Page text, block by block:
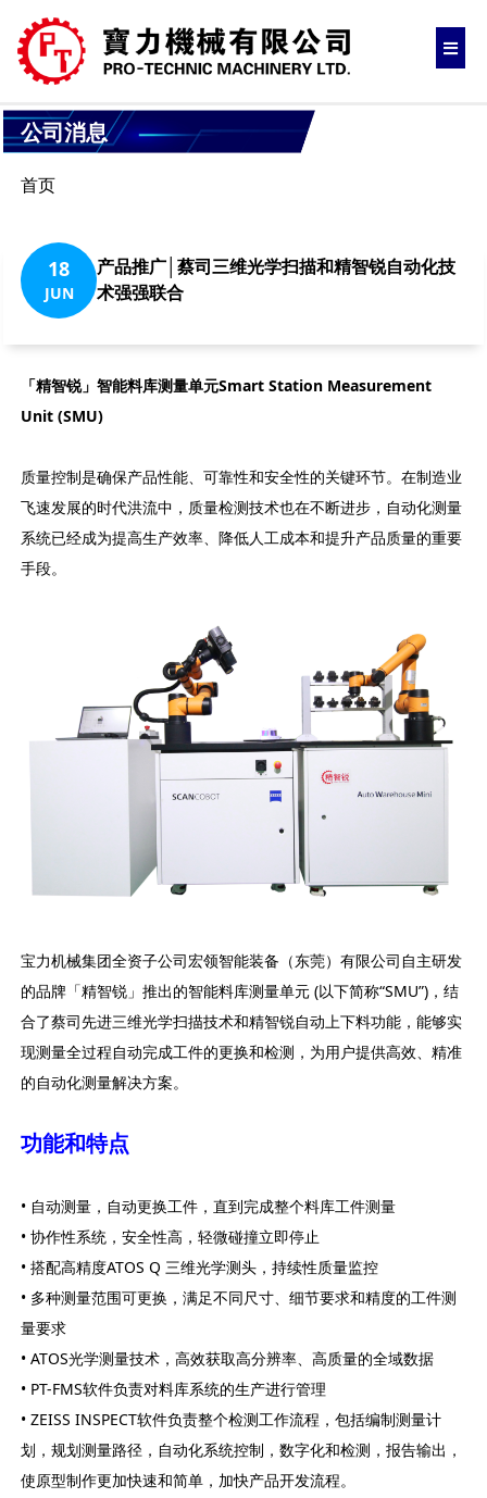
公司消息
首页
18
JUN
产品推广│蔡司三维光学扫描和精智锐自动化技
术强强联合
「精智锐」智能料库测量单元Smart Station Measurement
Unit (SMU)
质量控制是确保产品性能、可靠性和安全性的关键环节。在制造业
飞速发展的时代洪流中，质量检测技术也在不断进步，自动化测量
系统已经成为提高生产效率、降低人工成本和提升产品质量的重要
手段。
宝力机械集团全资子公司宏领智能装备（东莞）有限公司自主研发
的品牌「精智锐」推出的智能料库测量单元 (以下简称“SMU”)，结
合了蔡司先进三维光学扫描技术和精智锐自动上下料功能，能够实
现测量全过程自动完成工件的更换和检测，为用户提供高效、精准
的自动化测量解决方案。
功能和特点
• 自动测量，自动更换工件，直到完成整个料库工件测量
• 协作性系统，安全性高，轻微碰撞立即停止
• 搭配高精度ATOS Q 三维光学测头，持续性质量监控
• 多种测量范围可更换，满足不同尺寸、细节要求和精度的工件测
量要求
• ATOS光学测量技术，高效获取高分辨率、高质量的全域数据
• PT-FMS软件负责对料库系统的生产进行管理
• ZEISS INSPECT软件负责整个检测工作流程，包括编制测量计
划，规划测量路径，自动化系统控制，数字化和检测，报告输出，
使原型制作更加快速和简单，加快产品开发流程。